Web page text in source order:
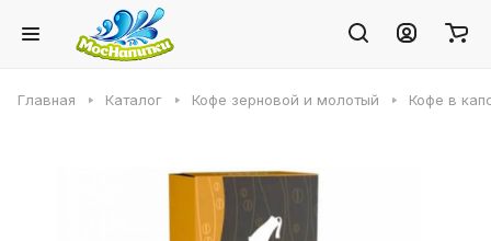
Главная Каталог Кофе зерновой и молотый Кофе в